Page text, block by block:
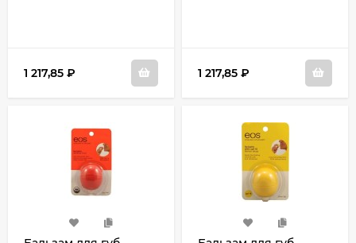
1 217,85 ₽ 1 217,85 ₽